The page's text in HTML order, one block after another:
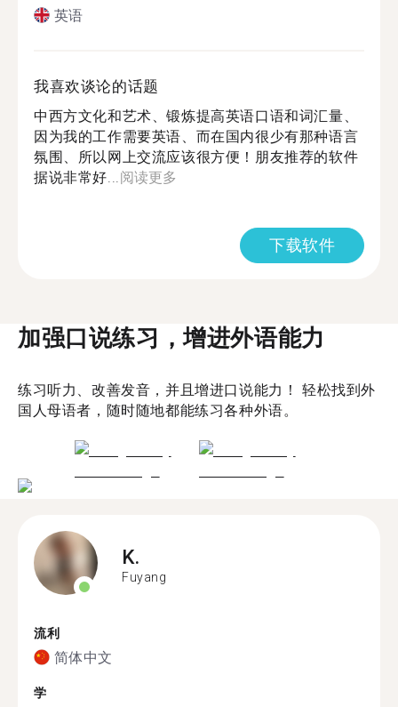
英语
我喜欢谈论的话题
中西方文化和艺术、锻炼提高英语口语和词汇量、
因为我的工作需要英语、而在国内很少有那种语言
氛围、所以网上交流应该很方便！朋友推荐的软件
据说非常好... 阅读更多
下载软件
加强口说练习，增进外语能力
练习听力、改善发音，并且增进口说能力！ 轻松找到外
国人母语者，随时随地都能练习各种外语。
K.
Fuyang
流利
简体中文
学